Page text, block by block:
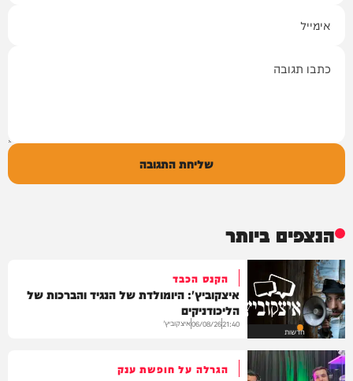
שליחת התגובה
הנצפים ביותר
חדשות
הקנס הכבד
איצקוביץ': היומולדת של הנגיד והברכות של
הליכודניקים
21:40
06/08/26איצקוביץ'
הגרלה על חופשת ענק